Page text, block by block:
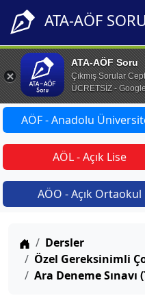
ATA-AÖF SORU
ATA-AÖF Soru
Çıkmış Sorular
ÜCRETSİZ -
AÖF - Anadolu
AÖL - Açık Lise
AÖO - Açık Ortaokul
Anasayfa
Dersler
Özel Gereksinimli
Ara Deneme Sınavı